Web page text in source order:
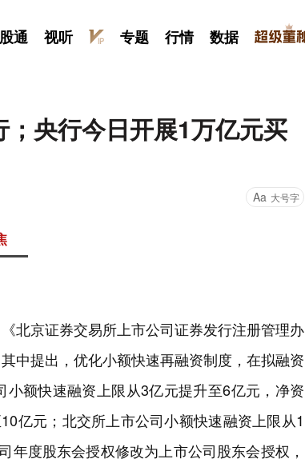
通 视听 专题 行情 数据
；央行今日开展1万亿元买
Aa 大号字
北京证券交易所上市公司证券发行注册管理办
中提出，优化小额快速再融资制度，在拟融资
额快速融资上限从3亿元提升至6亿元，净资
亿元；北交所上市公司小额快速融资上限从1
度股东会授权修改为上市公司股东会授权，